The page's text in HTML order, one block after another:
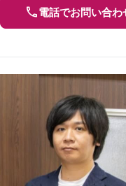
電話でお問い合わ